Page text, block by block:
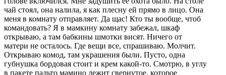
чай стоял, она налила, я как плесну ей прямо в лицо. Она
меня в комнату отправляет. Да щас! Кто ты вообще, чтоб
командовать? Я в мамкину комнату забежал, шкаф
открываю, а там бабкины шмотки висят. Ничего от
матери не осталось. Где вещи все, спрашиваю. Молчит.
Открываю комод, там украшения были. Пусто, одна
губнушка бордовая стоит и крем какой-то. Смотрю, в углу
в пакете пальто мамино лежит свернутое, которое